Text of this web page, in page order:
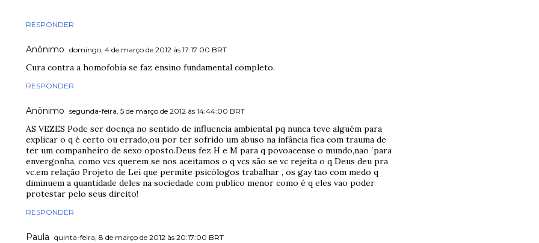
RESPONDER
Anônimo domingo, 4 de março de 2012 às 17:17:00 BRT
Cura contra a homofobia se faz ensino fundamental completo.
RESPONDER
Anônimo segunda-feira, 5 de março de 2012 às 14:44:00 BRT
AS VEZES Pode ser doença no sentido de influencia ambiental pq nunca teve alguém para
explicar o q é certo ou errado,ou por ter sofrido um abuso na infância fica com trauma de
ter um companheiro de sexo oposto.Deus fez H e M para q povoacense o mundo,nao ´para
envergonha, como vcs querem se nos aceitamos o q vcs são se vc rejeita o q Deus deu pra
vc.em relação Projeto de Lei que permite psicólogos trabalhar , os gay tao com medo q
diminuem a quantidade deles na sociedade com publico menor como é q eles vao poder
protestar pelo seus direito!
RESPONDER
Paula quinta-feira, 8 de março de 2012 às 20:17:00 BRT